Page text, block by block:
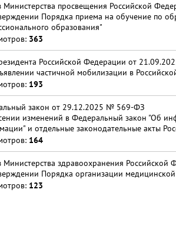
Министерства просвещения Российской
Порядка приема на обучение по
образования"
363
Российской Федерации от
частичной мобилизации в
193
закон от 29.12.2025 № 569-ФЗ
изменений в Федеральный закон "Об
и отдельные законодательные акты
164
Министерства здравоохранения
Порядка организации
123